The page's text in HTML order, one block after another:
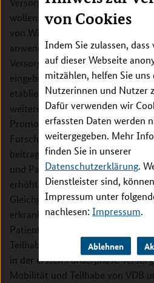
von Cookies
Indem Sie zulassen,
auf dieser Webseite
mitzählen, helfen Sie
Nutzerinnen und Nutzer
Dafür verwenden wir
erfassten Daten werden
weitergegeben. Mehr
finden Sie in unserer
Datenschutzerklärung.
Dienstleister sind,
Impressum unter
nachlesen: Impressum.
Ablehnen
wollen. Die kontinuierliche und
von Wissenschaft und Praxis soll
anwendungsorientierte
Versorgungsforschung soll
eingebracht werden. Die bereits
etablierte Spring School Health
weitere Lehrmodule ergänzt und
Promotionsstudiengang wird
Forschungsergebnisse von
beitragen, die
und Patienten zu verbessern.
erhöhtes Risiko an Schwindel und
Gleichgewichtsstörungen (VDB)
erkranken. Diese Krankheiten
Patientinnen und Patienten in
Teilhabe am gesellschaftlichen
in der ersten Förderphase
Mobilität und Teilhabe von VDB